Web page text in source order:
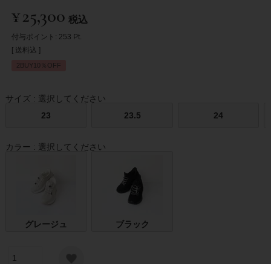
¥25,300 税込
付与ポイント: 253 Pt.
送料込
2BUY10％OFF
サイズ
選択してください
23
23.5 24
カラー 選択してください
グレージュ ブラック